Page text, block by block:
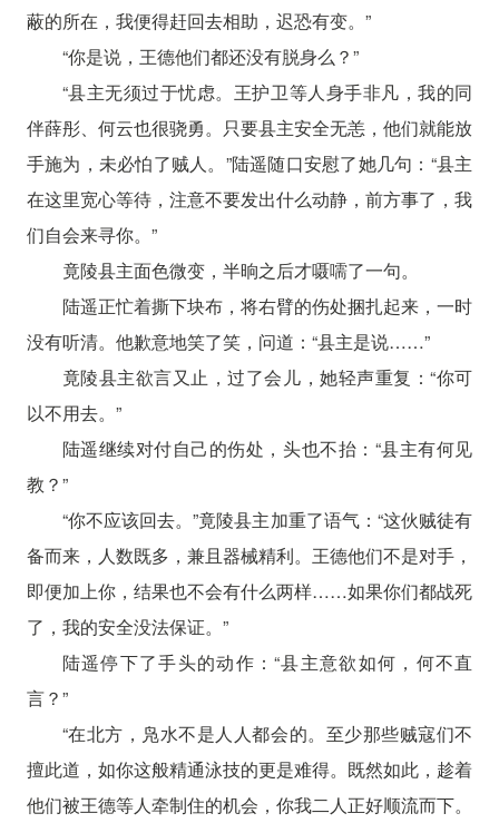
蔽的所在，我便得赶回去相助，迟恐有变。”
“你是说，王德他们都还没有脱身么？”
“县主无须过于忧虑。王护卫等人身手非凡，我的同
伴薛彤、何云也很骁勇。只要县主安全无恙，他们就能放
手施为，未必怕了贼人。”陆遥随口安慰了她几句：“县主
在这里宽心等待，注意不要发出什么动静，前方事了，我
们自会来寻你。”
竟陵县主面色微变，半晌之后才嗫嚅了一句。
陆遥正忙着撕下块布，将右臂的伤处捆扎起来，一时
没有听清。他歉意地笑了笑，问道：“县主是说……”
竟陵县主欲言又止，过了会儿，她轻声重复：“你可
以不用去。”
陆遥继续对付自己的伤处，头也不抬：“县主有何见
教？”
“你不应该回去。”竟陵县主加重了语气：“这伙贼徒有
备而来，人数既多，兼且器械精利。王德他们不是对手，
即便加上你，结果也不会有什么两样……如果你们都战死
了，我的安全没法保证。”
陆遥停下了手头的动作：“县主意欲如何，何不直
言？”
“在北方，凫水不是人人都会的。至少那些贼寇们不
擅此道，如你这般精通泳技的更是难得。既然如此，趁着
他们被王德等人牵制住的机会，你我二人正好顺流而下。